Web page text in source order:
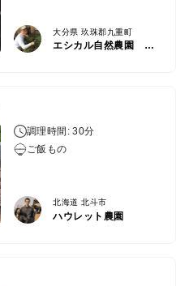
大分県 玖珠郡九重町
エシカル自然農園 九重スマイルパーク
調理時間: 30分
ご飯もの
北海道 北斗市
ハウレット農園